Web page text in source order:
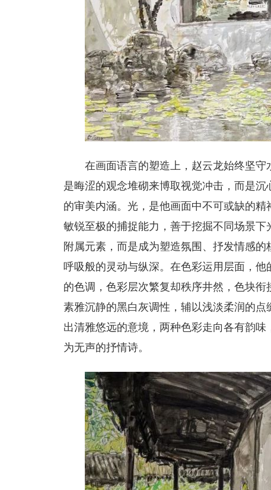
在画面语言的塑造上，赵云龙始终坚
是晦涩的观念堆砌来博取视觉冲击，而是
的审美内涵。光，是他画面中不可或缺的
敏锐至极的捕捉能力，善于挖掘不同场景
附属元素，而是成为塑造氛围、抒发情感
呼吸般的灵动与纵深。在色彩运用层面，
的色调，色彩层次繁复却秩序井然，色块
素雅沉静的黑白灰调性，辅以浅淡柔润的
出清雅悠远的意境，两种色彩走向各有韵
为无声的抒情诗。